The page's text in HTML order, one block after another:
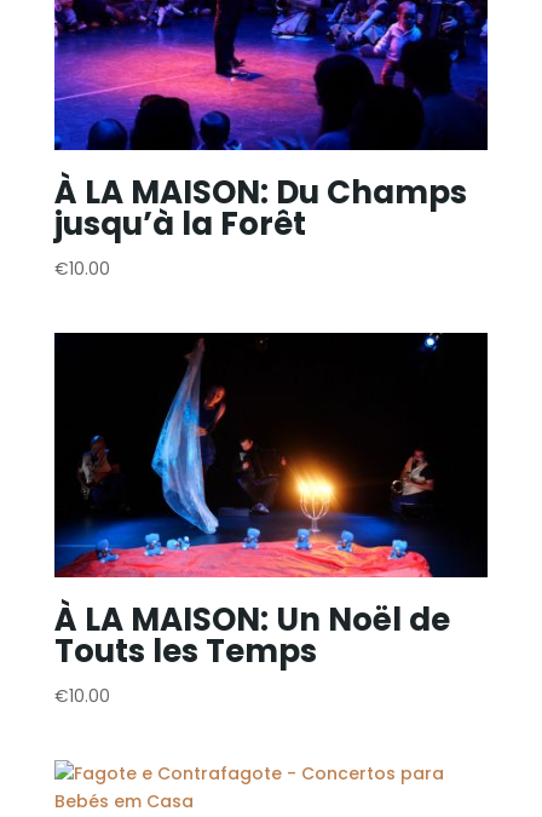
À LA MAISON: Du Champs
jusqu’à la Forêt
€10.00
À LA MAISON: Un Noël de
Touts les Temps
€10.00